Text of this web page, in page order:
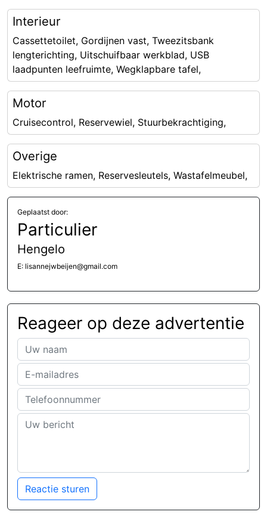
Interieur
Cassettetoilet, Gordijnen vast, Tweezitsbank
lengterichting, Uitschuifbaar werkblad, USB
laadpunten leefruimte, Wegklapbare tafel,
Motor
Cruisecontrol, Reservewiel, Stuurbekrachtiging,
Overige
Elektrische ramen, Reservesleutels, Wastafelmeubel,
Geplaatst door:
Particulier
Hengelo
E: lisannejwbeijen@gmail.com
Reageer op deze advertentie
Reactie sturen